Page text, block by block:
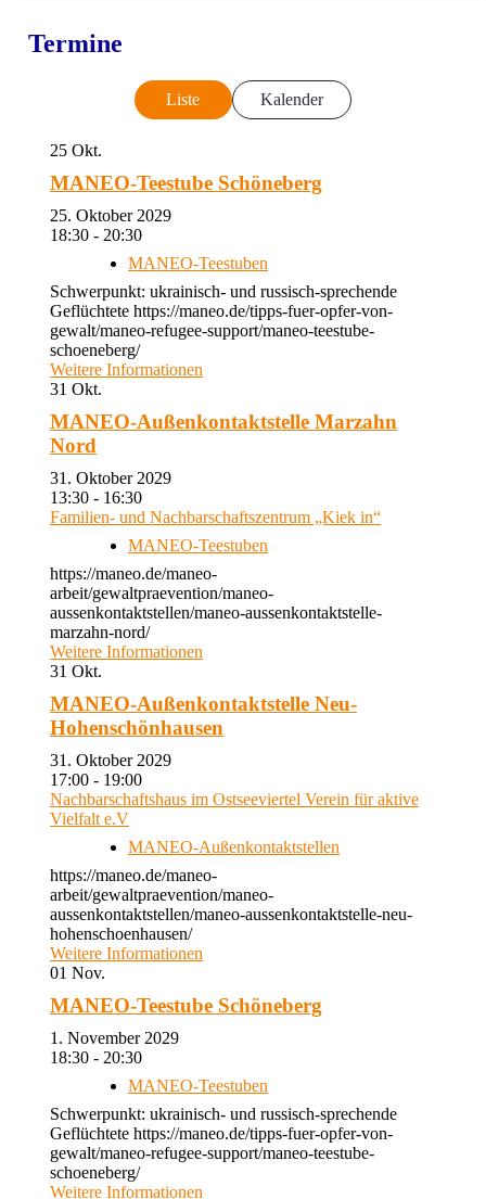
Termine
Liste Kalender
25 Okt.
MANEO-Teestube Schöneberg
25. Oktober 2029
18:30 - 20:30
MANEO-Teestuben
Schwerpunkt: ukrainisch- und russisch-sprechende
Geflüchtete https://maneo.de/tipps-fuer-opfer-von-
gewalt/maneo-refugee-support/maneo-teestube-
schoeneberg/
Weitere Informationen
31 Okt.
MANEO-Außenkontaktstelle Marzahn
Nord
31. Oktober 2029
13:30 - 16:30
Familien- und Nachbarschaftszentrum „Kiek in“
MANEO-Teestuben
https://maneo.de/maneo-
arbeit/gewaltpraevention/maneo-
aussenkontaktstellen/maneo-aussenkontaktstelle-
marzahn-nord/
Weitere Informationen
31 Okt.
MANEO-Außenkontaktstelle Neu-
Hohenschönhausen
31. Oktober 2029
17:00 - 19:00
Nachbarschaftshaus im Ostseeviertel Verein für aktive
Vielfalt e.V
MANEO-Außenkontaktstellen
https://maneo.de/maneo-
arbeit/gewaltpraevention/maneo-
aussenkontaktstellen/maneo-aussenkontaktstelle-neu-
hohenschoenhausen/
Weitere Informationen
01 Nov.
MANEO-Teestube Schöneberg
1. November 2029
18:30 - 20:30
MANEO-Teestuben
Schwerpunkt: ukrainisch- und russisch-sprechende
Geflüchtete https://maneo.de/tipps-fuer-opfer-von-
gewalt/maneo-refugee-support/maneo-teestube-
schoeneberg/
Weitere Informationen